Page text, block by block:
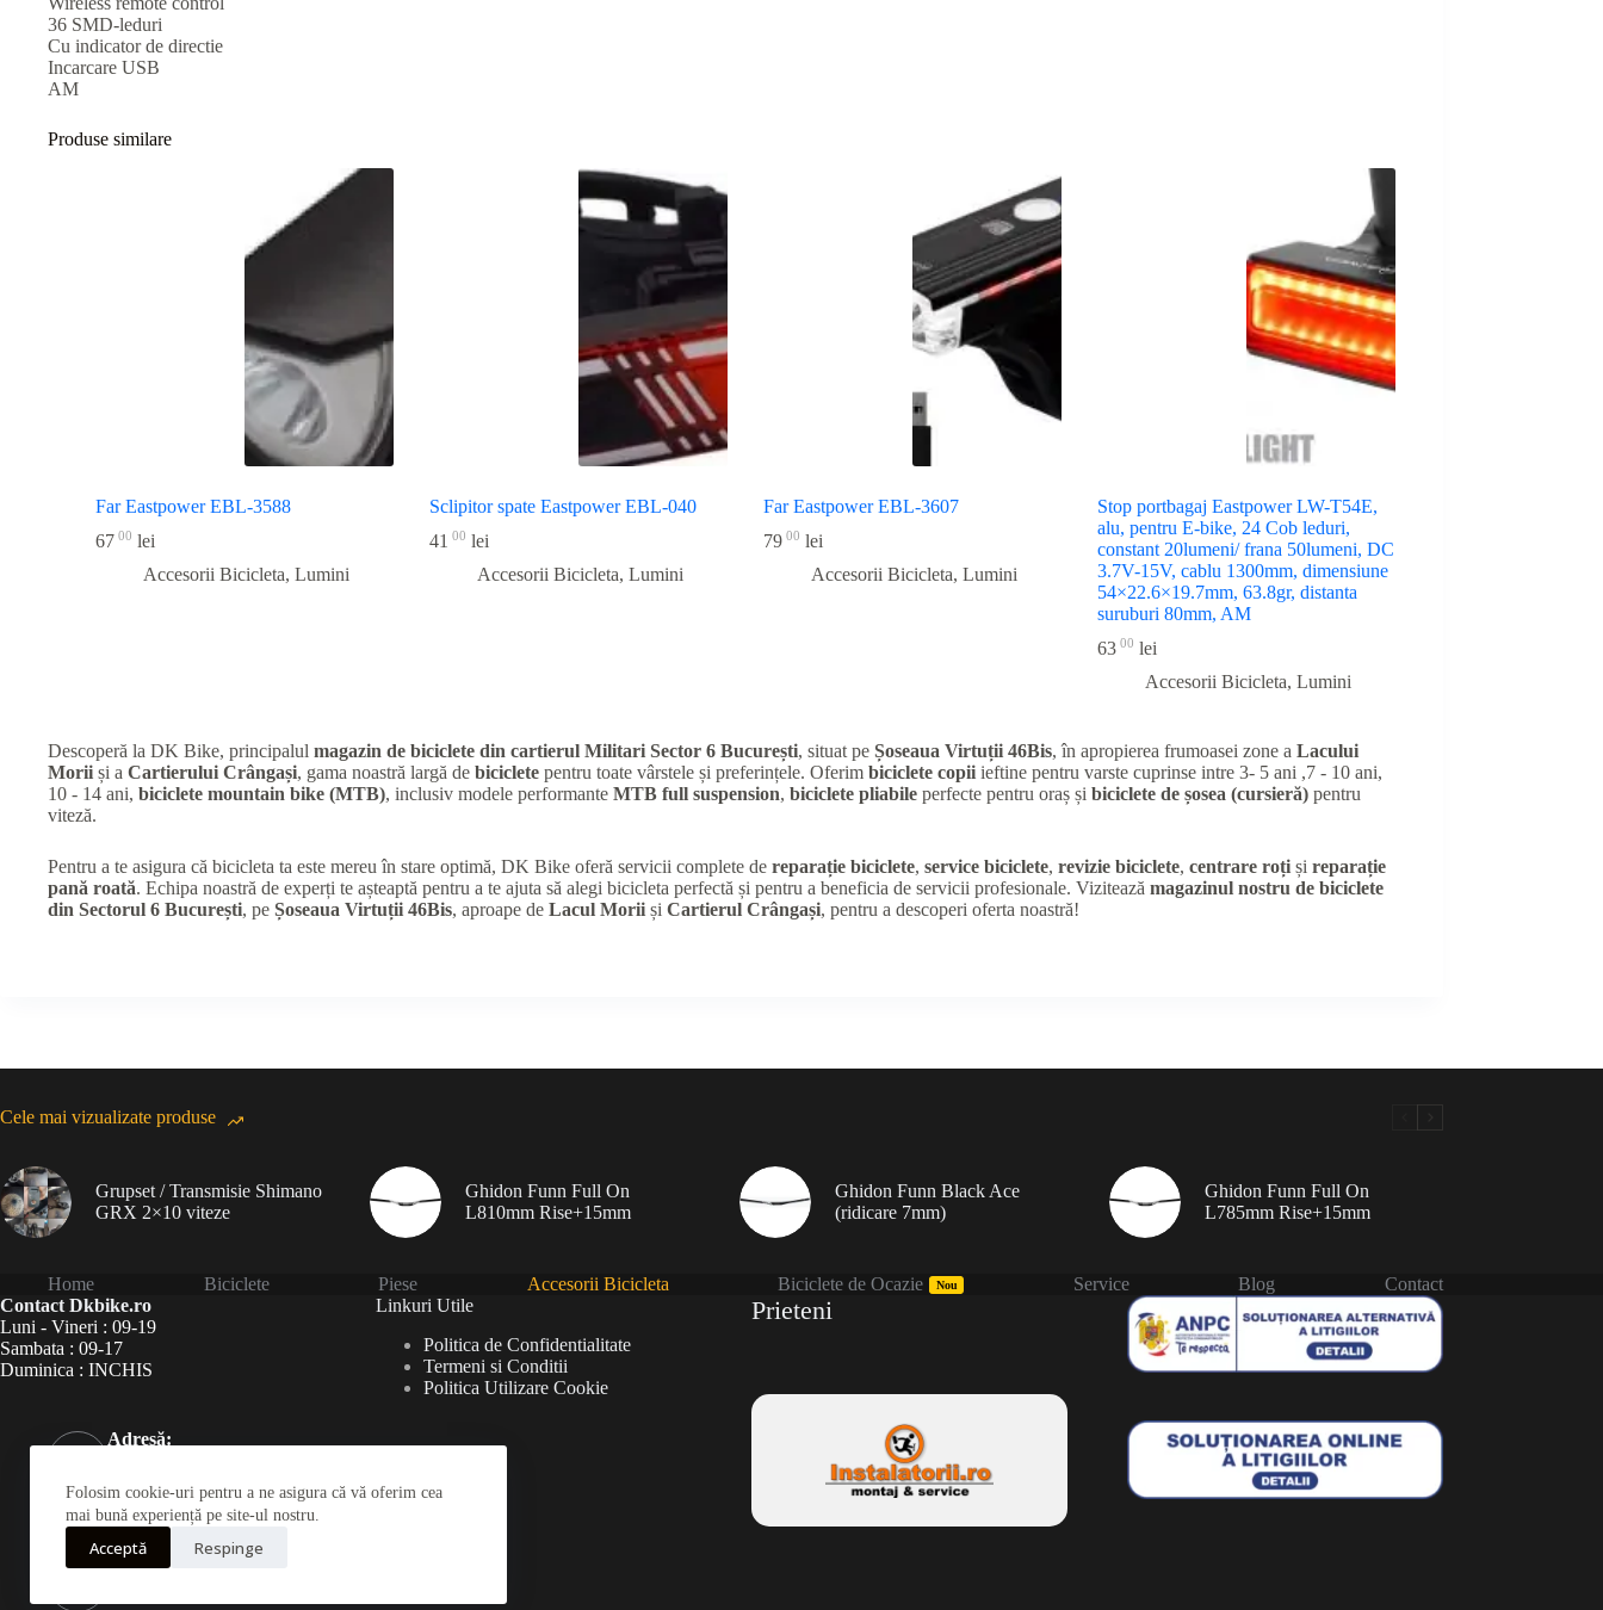
Folosim cookie-uri pentru a ne asigura că vă oferim cea
mai bună experiență pe site-ul nostru.
Acceptă Respinge
36 SMD-leduri
Cu indicator de directie
Incarcare USB
AM
Produse similare
Far Eastpower EBL-3588
67 00 lei
Accesorii Bicicleta, Lumini
Sclipitor spate Eastpower EBL-040
41 00 lei
Accesorii Bicicleta, Lumini
Far Eastpower EBL-3607
7900 lei
Accesorii Bicicleta, Lumini
Stop portbagaj Eastpower LW-T54E,
alu, pentru E-bike, 24 Cob leduri,
constant 20lumeni/ frana 50lumeni, DC
3.7V-15V, cablu 1300mm, dimensiune
54×22.6×19.7mm, 63.8gr, distanta
suruburi 80mm, AM
63 00 lei
Accesorii Bicicleta, Lumini
Descoperă la DK Bike, principalul magazin de biciclete din cartierul Militari Sector 6 București, situat pe Șoseaua Virtuții 46Bis, în apropierea frumoasei zone a Lacului
Morii și a Cartierului Crângași, gama noastră largă de biciclete pentru toate vârstele și preferințele. Oferim biciclete copii ieftine pentru varste cuprinse intre 3- 5 ani ,7 - 10 ani,
10 - 14 ani, biciclete mountain bike (MTB), inclusiv modele performante MTB full suspension, biciclete pliabile perfecte pentru oraș și biciclete de șosea (cursieră) pentru
viteză.
Pentru a te asigura că bicicleta ta este mereu în stare optimă, DK Bike oferă servicii complete de reparație biciclete, service biciclete, revizie biciclete, centrare roți și reparație
pană roată. Echipa noastră de experți te așteaptă pentru a te ajuta să alegi bicicleta perfectă și pentru a beneficia de servicii profesionale. Vizitează magazinul nostru de biciclete
din Sectorul 6 București, pe Șoseaua Virtuții 46Bis, aproape de Lacul Morii și Cartierul Crângași, pentru a descoperi oferta noastră!
Cele mai vizualizate produse
Grupset / Transmisie Shimano
GRX 2×10 viteze
Ghidon Funn Full On
L810mm Rise+15mm
Ghidon Funn Black Ace
(ridicare 7mm)
Ghidon Funn Full On
L785mm Rise+15mm
Home Biciclete Piese Accesorii Bicicleta Biciclete de Ocazie Nou Service Blog
Contact
Contact Dkbike.ro
Luni - Vineri : 09-19
Sambata : 09-17
Duminica : INCHIS
Adresă:
București 060787
Telefon:
031 826 0120
Mobil:
Linkuri Utile
Politica de Confidentialitate
Termeni si Conditii
Politica Utilizare Cookie
Prieteni